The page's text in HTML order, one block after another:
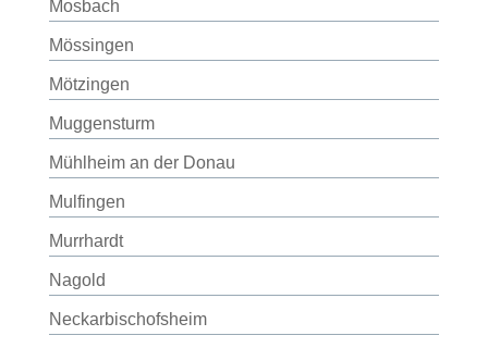
Mosbach
Mössingen
Mötzingen
Muggensturm
Mühlheim an der Donau
Mulfingen
Murrhardt
Nagold
Neckarbischofsheim